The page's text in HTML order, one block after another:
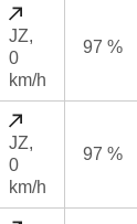
JZ,
0
km/h
97 %
JZ,
0
km/h
97 %